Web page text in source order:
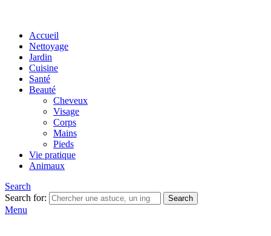
Accueil
Nettoyage
Jardin
Cuisine
Santé
Beauté
Cheveux
Visage
Corps
Mains
Pieds
Vie pratique
Animaux
Search
Search for:
Search
Menu